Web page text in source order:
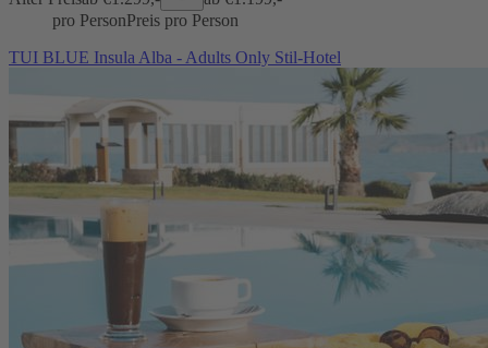
pro PersonPreis pro Person
TUI BLUE Insula Alba - Adults Only Stil-Hotel